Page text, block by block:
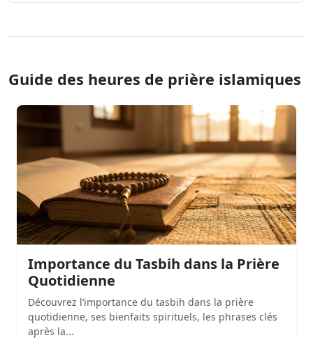
Guide des heures de prière islamiques
Importance du Tasbih dans la Prière
Quotidienne
Découvrez l’importance du tasbih dans la prière
quotidienne, ses bienfaits spirituels, les phrases clés
après la...